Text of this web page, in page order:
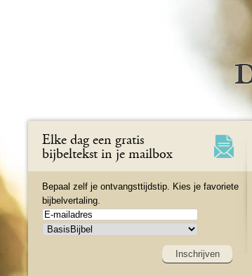
Elke dag een gratis
bijbeltekst in je mailbox
Bepaal zelf je ontvangsttijdstip. Kies je favoriete
bijbelvertaling.
Inschrijven